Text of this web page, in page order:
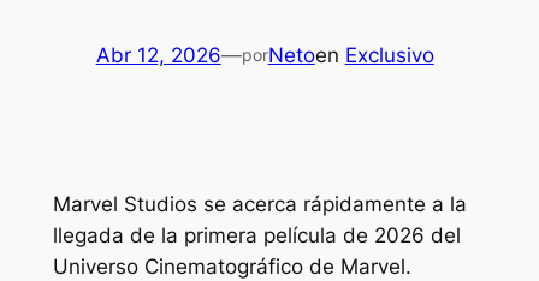
Abr 12, 2026—porNetoen Exclusivo
Marvel Studios se acerca rápidamente a la
llegada de la primera película de 2026 del
Universo Cinematográfico de Marvel.